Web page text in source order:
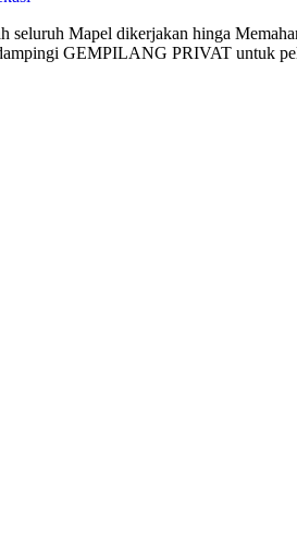
seluruh Mapel dikerjakan hinga
GEMPILANG PRIVAT untuk